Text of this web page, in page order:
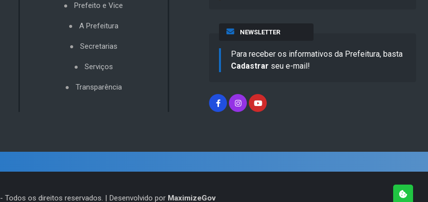
Prefeito e Vice
A Prefeitura
Secretarias
Serviços
Transparência
NEWSLETTER
Para receber os informativos da Prefeitura, basta
Cadastrar seu e-mail!
- Todos os direitos reservados. | Desenvolvido por MaximizeGov